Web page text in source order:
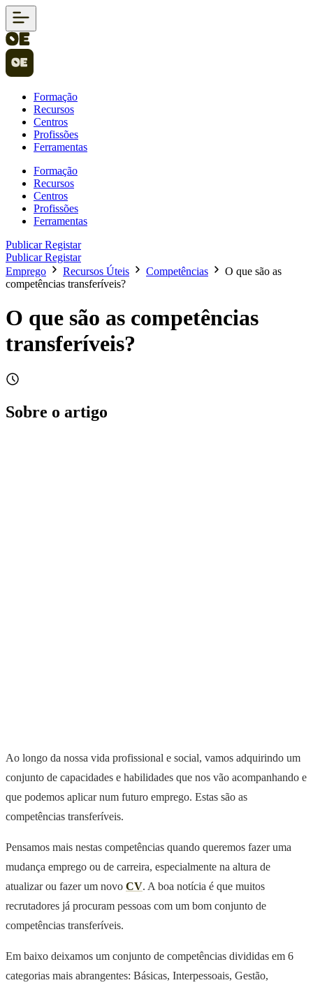
Formação
Recursos
Centros
Profissões
Ferramentas
Formação
Recursos
Centros
Profissões
Ferramentas
PublicarRegistar
PublicarRegistar
Emprego
Recursos Úteis Competências
O que são as
competências transferíveis?
O que são as competências
transferíveis?
Sobre o artigo
Ao longo da nossa vida profissional e social, vamos adquirindo um
conjunto de capacidades e habilidades que nos vão acompanhando e
que podemos aplicar num futuro emprego. Estas são as
competências transferíveis.
Pensamos mais nestas competências quando queremos fazer uma
mudança emprego ou de carreira, especialmente na altura de
atualizar ou fazer um novo CV. A boa notícia é que muitos
recrutadores já procuram pessoas com um bom conjunto de
competências transferíveis.
Em baixo deixamos um conjunto de competências divididas em 6
categorias mais abrangentes: Básicas, Interpessoais, Gestão,